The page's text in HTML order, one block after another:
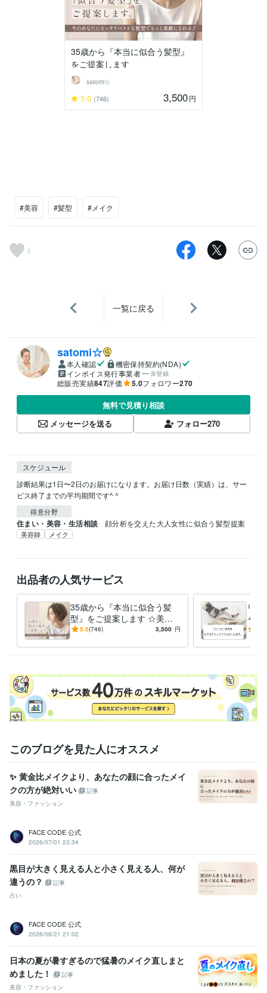
35歳から『本当に似合う髪型』
をご提案します
satomi☆
5.0 (746) 3,500円
#美容 #髪型 #メイク
4
一覧に戻る
satomi☆
本人確認
機密保持契約(NDA)
インボイス発行事業者
未登録
総販売実績847評価 5.0フォロワー270
無料で見積り相談
メッセージを送る
フォロー270
スケジュール
診断結果は1日〜2日のお届けになります。お届け日数（実績）は、サー
ビス終了までの平均期間です^ ^
得意分野
住まい・美容・生活相談 顔分析を交えた大人女性に似合う髪型提案
美容師 メイク
出品者の人気サービス
35歳から『本当に似合う髪
型』をご提案します ☆美容
師歴24年×顔分析・施術実績
5.0(746) 3,500 円
リ
ャッ
スタ
このブログを見た人にオススメ
✨ 黄金比メイクより、あなたの顔に合ったメイ
クの方が絶対いい
記事
美容・ファッション
FACE CODE 公式
2026/07/01 23:34
黒目が大きく見える人と小さく見える人、何が
違うの？
記事
占い
FACE CODE 公式
2026/06/21 21:02
日本の夏が暑すぎるので猛暑のメイク直しまと
めました！
記事
美容・ファッション